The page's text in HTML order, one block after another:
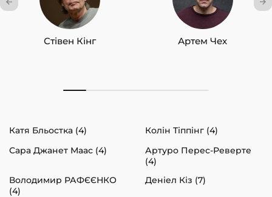
Стівен Кінг Артем Чех
Катя Бльостка (4)
Колін Тіппінг (4)
Сара Джанет Маас (4)
Артуро Перес-Реверте
(4)
Володимир РАФЄЄНКО
(4)
Деніел Кіз (7)